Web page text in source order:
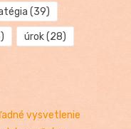
(39)
úrok(28)
vysvetlenie